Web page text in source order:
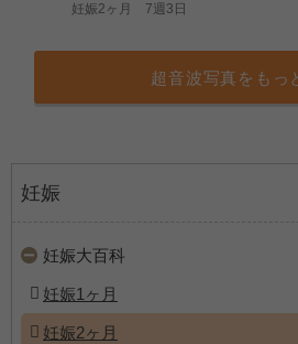
妊娠2ヶ月 7週3日
超音波写真をもっ
妊娠
妊娠大百科
妊娠1ヶ月
妊娠2ヶ月